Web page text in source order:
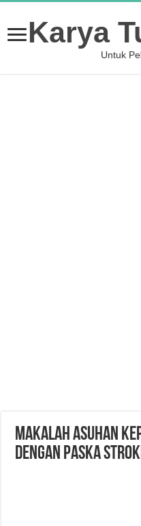
Karya
Untuk
MAKALAH ASUHAN
DENGAN PASKA